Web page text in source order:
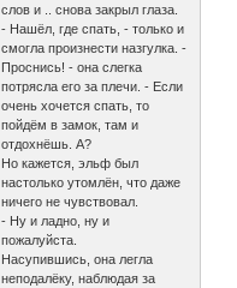
слов и .. снова закрыл глаза.
- Нашёл, где спать, - только и
смогла произнести назгулка. -
Проснись! - она слегка
потрясла его за плечи. - Если
очень хочется спать, то
пойдём в замок, там и
отдохнёшь. А?
Но кажется, эльф был
настолько утомлён, что даже
ничего не чувствовал.
- Ну и ладно, ну и
пожалуйста.
Насупившись, она легла
неподалёку, наблюдая за